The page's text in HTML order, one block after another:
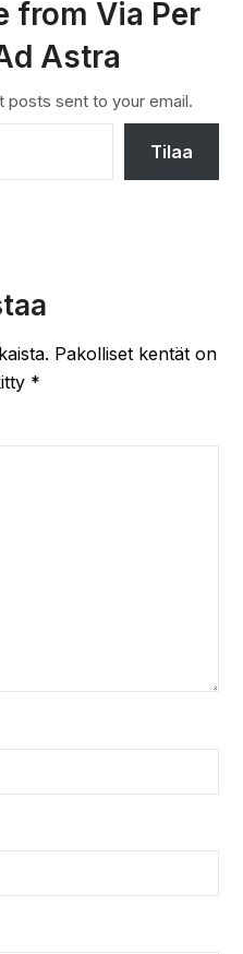
from Via Per
Astra
sent to your email.
Tilaa
Pakolliset kentät on
*